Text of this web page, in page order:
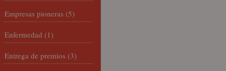
Empresas pioneras (5)
Enfermedad (1)
Entrega de premios (3)